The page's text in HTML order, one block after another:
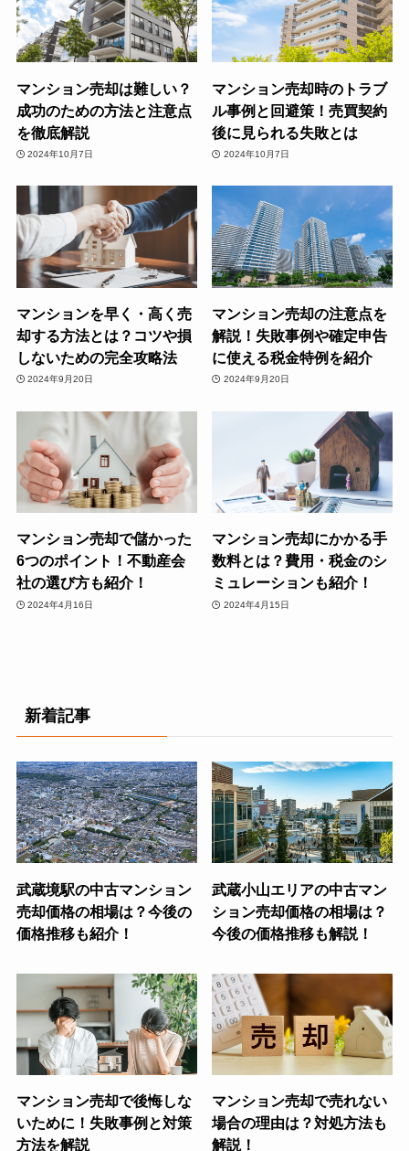
マンション売却は難しい？
成功のための方法と注意点
を徹底解説
2024年10月7日
マンション売却時のトラブ
ル事例と回避策！売買契約
後に見られる失敗とは
2024年10月7日
マンションを早く・高く売
却する方法とは？コツや損
しないための完全攻略法
2024年9月20日
マンション売却の注意点を
解説！失敗事例や確定申告
に使える税金特例を紹介
2024年9月20日
マンション売却で儲かった
6つのポイント！不動産会
社の選び方も紹介！
2024年4月16日
マンション売却にかかる手
数料とは？費用・税金のシ
ミュレーションも紹介！
2024年4月15日
新着記事
武蔵境駅の中古マンション
売却価格の相場は？今後の
価格推移も紹介！
武蔵小山エリアの中古マン
ション売却価格の相場は？
今後の価格推移も解説！
マンション売却で後悔しな
いために！失敗事例と対策
方法を解説
マンション売却で売れない
場合の理由は？対処方法も
解説！